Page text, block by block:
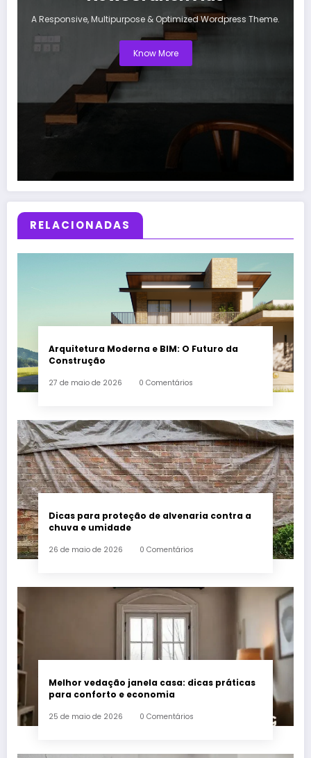
A Responsive, Multipurpose & Optimized Wordpress Theme.
Know More
RELACIONADAS
Arquitetura Moderna e BIM: O Futuro da
Construção
27 de maio de 2026 0 Comentários
Dicas para proteção de alvenaria contra a
chuva e umidade
26 de maio de 2026 0 Comentários
Melhor vedação janela casa: dicas práticas
para conforto e economia
25 de maio de 2026 0 Comentários